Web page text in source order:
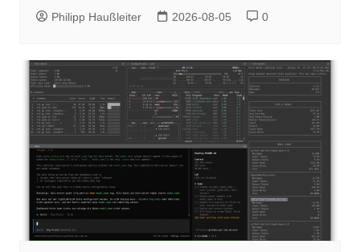
Philipp Haußleiter 2026-08-05 0